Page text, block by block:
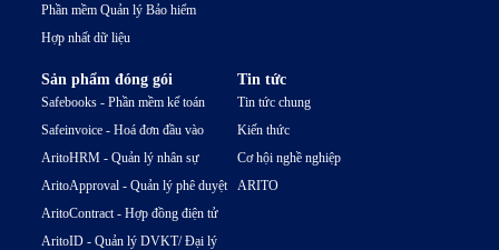
Phần mềm Quản lý Bảo hiểm
Hợp nhất dữ liệu
Sản phẩm đóng gói
Safebooks - Phần mềm kế toán
Safeinvoice - Hoá đơn đầu vào
AritoHRM - Quản lý nhân sự
AritoApproval - Quản lý phê duyệt
AritoContract - Hợp đồng điện tử
AritoID - Quản lý DVKT/ Đại lý
Tin tức
Tin tức chung
Kiến thức
Cơ hội nghề nghiệp
ARITO